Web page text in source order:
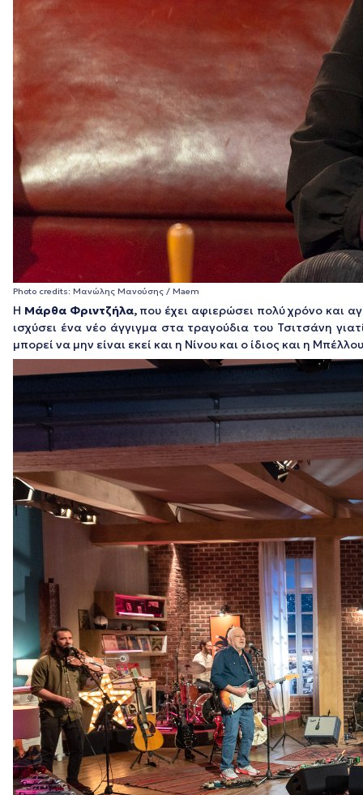
Photo credits: Μανώλης Μανούσης / Maem
Η Μάρθα Φριντζήλα,που έχει αφιερώσει πολύ χρόνο και
ισχύσει ένα νέο άγγιγμα στα τραγούδια του Τσιτσάνη
μπορεί να μην είναι εκεί και η Νίνου και ο ίδιος και η